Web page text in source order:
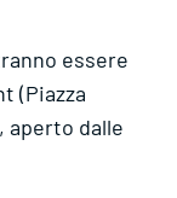
essere
(Piazza
aperto dalle